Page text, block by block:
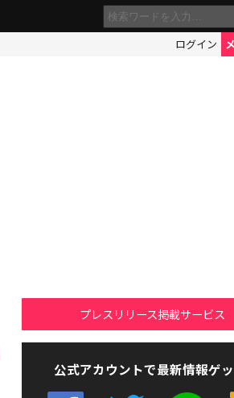
ログイン
プレスリリース掲載サービス
公式アカウントで最新情報ゲッ